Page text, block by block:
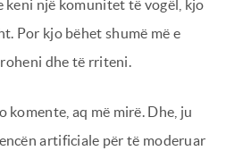
keni një komunitet të vogël, kjo
Por kjo bëhet shumë më e
dhe të rriteni.
komente, aq më mirë. Dhe, ju
artificiale për të moderuar